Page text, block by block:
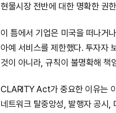
현물시장 전반에 대한 명확한 권
이 틈에서 기업은 미국을 떠나거
아예 서비스를 제한했다. 투자자
것이 아니라, 규칙이 불명확해 책
CLARITY Act가 중요한 이유는
네트워크 탈중앙성, 발행자 공시,